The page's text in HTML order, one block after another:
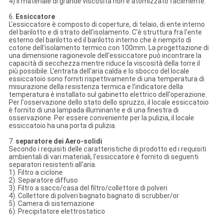
6.
Essiccatore
L'essiccatore è composto di coperture, di telaio, di ente interno
del barilotto e di strato dell'isolamento. C'è struttura fra l'ente
esterno del barilotto ed il barilotto interno che è riempito di
cotone dell'isolamento termico con 100mm. La progettazione di
una dimensione ragionevole dell'essiccatore può incontrare la
capacità di secchezza mentre riduce la viscosità della torre il
più possibile. L'entrata dell'aria calda e lo sbocco del locale
essiccatoio sono forniti rispettivamente di una temperatura di
misurazione della resistenza termica e l'indicatore della
temperatura è installato sul gabinetto elettrico dell'operazione.
Per l'osservazione dello stato dello spruzzo, il locale essiccatoio
è fornito di una lampada illuminante e di una finestra di
osservazione. Per essere conveniente per la pulizia, il locale
essiccatoio ha una porta di pulizia.
7. separatore dei Aero-solidi
Secondo i requisiti delle caratteristiche di prodotto ed i requisiti
ambientali di vari materiali, l'essiccatore è fornito di seguenti
separatori resistenti all'aria.
1). Filtro a ciclone
2). Separatore diffuso
3). Filtro a sacco/casa del filtro/collettore di polveri
4). Collettore di polveri bagnato bagnato di scrubber/or
5). Camera di sistemazione
6). Precipitatore elettrostatico